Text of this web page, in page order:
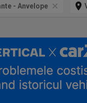
- Anvelope